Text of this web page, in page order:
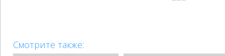
Смотрите также: